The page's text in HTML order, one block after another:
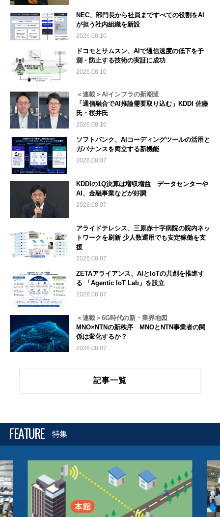
NEC、部門長から社員まですべての役割をAI
が担う社内組織を新設
2026.08.10
ドコモとサムスン、AIで通信速度の低下を予
測・防止する技術の実証に成功
2026.08.10
＜連載＞AIインフラの新潮流
「通信融合でAI推論需要取り込む」KDDI 佐藤
氏・桜井氏
2026.08.10
ソフトバンク、AIコーディングツールの活用と
ガバナンスを両立する新機能
2026.08.07
KDDIの1Q決算は増収増益 データセンターや
AI、金融事業などが好調
2026.08.07
アライドテレシス、三原赤十字病院の院内ネッ
トワークを刷新 少人数運用でも安定稼働を支
援
2026.08.07
ZETAアライアンス、AIとIoTの共創を推進す
る 「Agentic IoT Lab」を設立
2026.08.07
＜連載＞6G時代の新・業界地図
MNO×NTNの新秩序 MNOとNTN事業者の関
係は変化するか？
2026.08.07
記事一覧
FEATURE 特集